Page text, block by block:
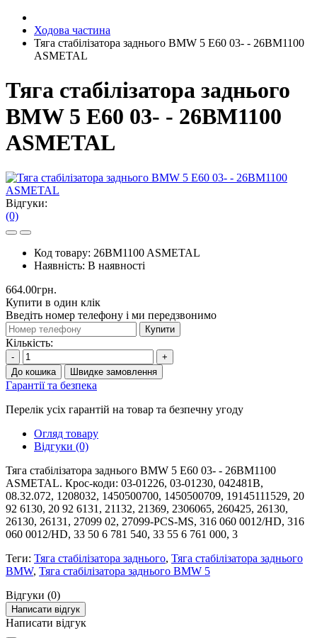
Ходова частина
Тяга стабілізатора заднього BMW 5 E60 03- - 26BM1100
ASMETAL
Тяга стабілізатора заднього
BMW 5 E60 03- - 26BM1100
ASMETAL
Відгуки:
(0)
Код товару: 26BM1100 ASMETAL
Наявність: В наявності
664.00грн.
Купити в один клік
Введіть номер телефону і ми передзвонимо
Купити
Кількість:
-
+
До кошика
Швидке замовлення
Гарантії та безпека
Перелік усіх гарантій на товар та безпечну угоду
Огляд товару
Відгуки (0)
Тяга стабілізатора заднього BMW 5 E60 03- - 26BM1100
ASMETAL. Крос-коди: 03-01226, 03-01230, 042481B,
08.32.072, 1208032, 1450500700, 1450500709, 19145111529, 20
92 6130, 20 92 6131, 21132, 21369, 2306065, 260425, 26130,
26130, 26131, 27099 02, 27099-PCS-MS, 316 060 0012/HD, 316
060 0012/HD, 33 50 6 781 540, 33 55 6 761 000, 3
Теги: Тяга стабілізатора заднього, Тяга стабілізатора заднього
BMW, Тяга стабілізатора заднього BMW 5
Відгуки (0)
Написати відгук
Написати відгук